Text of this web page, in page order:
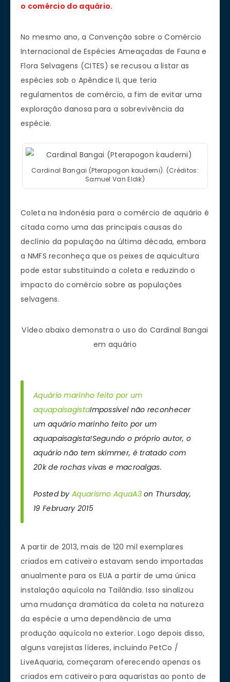
o comércio do aquário.
No mesmo ano, a Convenção sobre o Comércio
Internacional de Espécies Ameaçadas de Fauna e
Flora Selvagens (CITES) se recusou a listar as
espécies sob o Apêndice II, que teria
regulamentos de comércio, a fim de evitar uma
exploração danosa para a sobrevivência da
espécie.
Cardinal Bangai (Pterapogon kauderni). (Créditos:
Samuel Van Eldik)
Coleta na Indonésia para o comércio de aquário é
citada como uma das principais causas do
declínio da população na última década, embora
a NMFS reconheça que os peixes de aquicultura
pode estar substituindo a coleta e reduzindo o
impacto do comércio sobre as populações
selvagens.
Vídeo abaixo demonstra o uso do Cardinal Bangai
em aquário
Aquário marinho feito por um
aquapaisagistaImpossível não reconhecer
um aquário marinho feito por um
aquapaisagista!Segundo o próprio autor, o
aquário não tem skimmer, é tratado com
20k de rochas vivas e macroalgas.
Posted by Aquarismo AquaA3on Thursday,
19 February 2015
A partir de 2013, mais de 120 mil exemplares
criados em cativeiro estavam sendo importadas
anualmente para os EUA a partir de uma única
instalação aquícola na Tailândia. Isso sinalizou
uma mudança dramática da coleta na natureza
da espécie a uma dependência de uma
produção aquícola no exterior. Logo depois disso,
alguns varejistas líderes, incluindo PetCo /
LiveAquaria, começaram oferecendo apenas os
criados em cativeiro para aquaristas ao ponto de